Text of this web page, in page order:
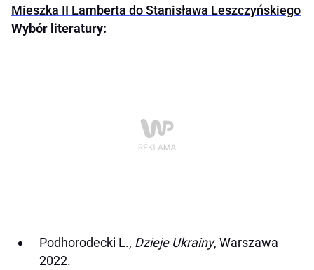
Mieszka II Lamberta do Stanisława Leszczyńskiego
Wybór literatury:
Podhorodecki L., Dzieje Ukrainy, Warszawa
2022.